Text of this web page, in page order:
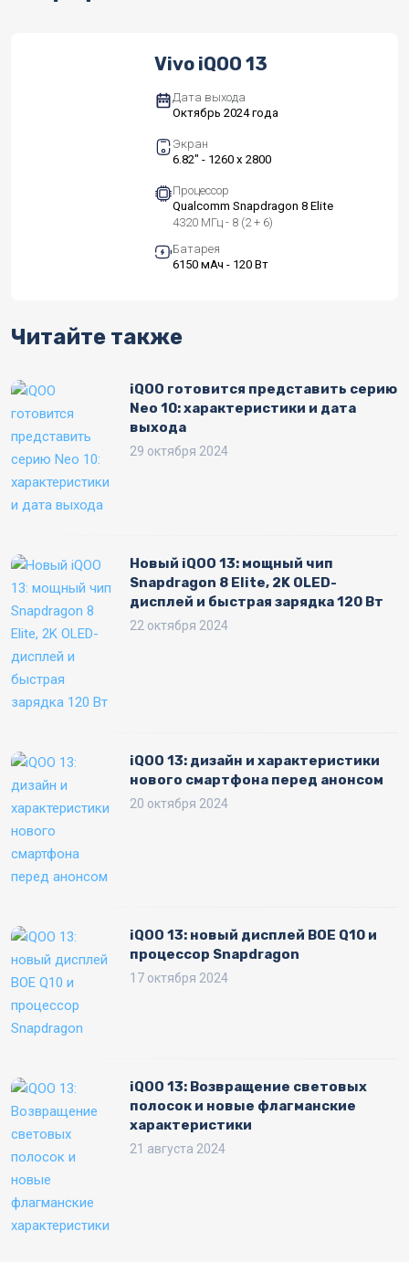
Vivo iQOO 13
Дата выхода
Октябрь 2024 года
Экран
6.82" - 1260 x 2800
Процессор
Qualcomm Snapdragon 8 Elite
4320 МГц - 8 (2 + 6)
Батарея
6150 мАч - 120 Вт
Читайте также
iQOO готовится представить серию
Neo 10: характеристики и дата
выхода
29 октября 2024
Новый iQOO 13: мощный чип
Snapdragon 8 Elite, 2K OLED-
дисплей и быстрая зарядка 120 Вт
22 октября 2024
iQOO 13: дизайн и характеристики
нового смартфона перед анонсом
20 октября 2024
iQOO 13: новый дисплей BOE Q10 и
процессор Snapdragon
17 октября 2024
iQOO 13: Возвращение световых
полосок и новые флагманские
характеристики
21 августа 2024